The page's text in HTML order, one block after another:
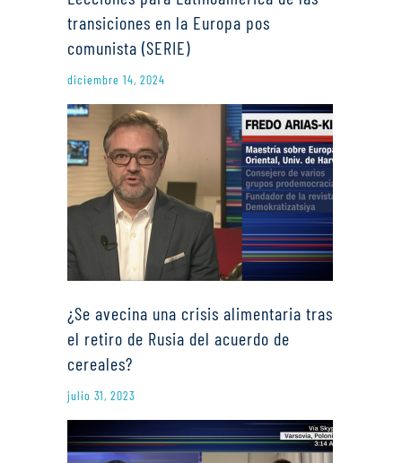
transiciones en la Europa pos
comunista (SERIE)
diciembre 14, 2024
¿Se avecina una crisis alimentaria tras
el retiro de Rusia del acuerdo de
cereales?
julio 31, 2023